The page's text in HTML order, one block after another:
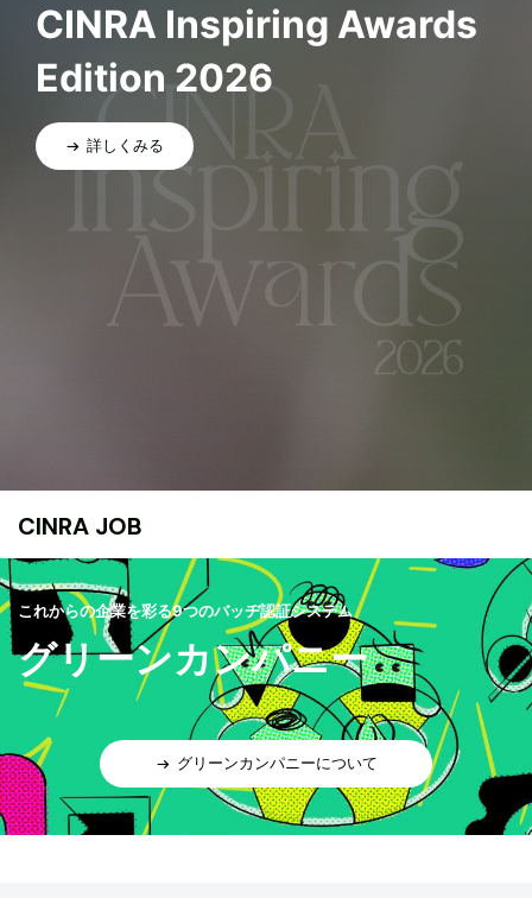
CINRA Inspiring Awards
Edition 2026
詳しくみる
CINRA JOB
これからの企業を彩る9つのバッヂ認証システム
グリーンカンパニー
グリーンカンパニーについて